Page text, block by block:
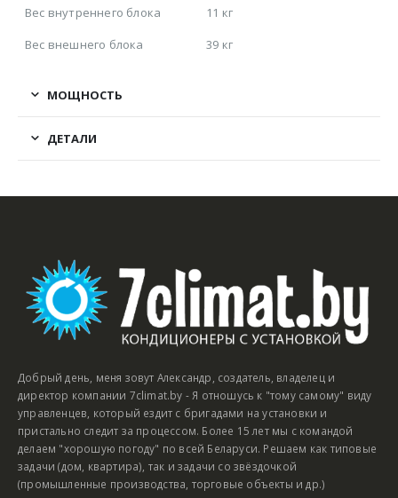
Вес внутреннего блока
11 кг
Вес внешнего блока
39 кг
МОЩНОСТЬ
ДЕТАЛИ
Добрый день, меня зовут Александр, создатель, владелец и
директор компании 7climat.by - Я отношусь к "тому самому" виду
управленцев, который ездит с бригадами на установки и
пристально следит за процессом. Более 15 лет мы с командой
делаем "хорошую погоду" по всей Беларуси. Решаем как типовые
задачи (дом, квартира), так и задачи со звёздочкой
(промышленные производства, торговые объекты и др.)